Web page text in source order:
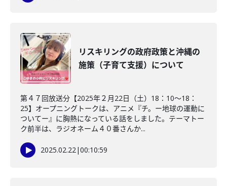
リスキリングの政府政策と沖縄の
施策（子育て支援）について
第４７回放送分【2025年２月22日（土）18：10～18：
25】オープニングトークは、アニメ『チ。ー地球の運動に
ついてー』に胸熱になっている話をしました。テーマトー
ク前半は、ラジオネーム４０番さんか...
2025.02.22|00:10:59